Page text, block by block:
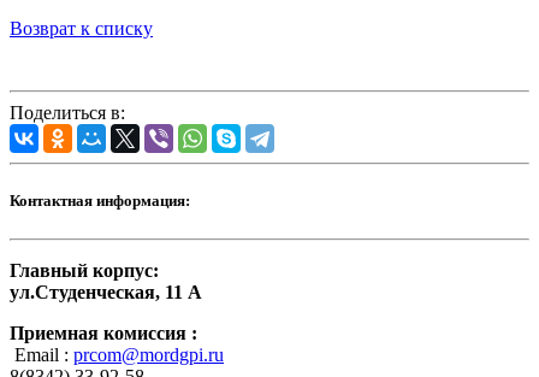
Возврат к списку
Поделиться в:
Контактная информация:
Главный корпус:
ул.Студенческая, 11 А
Приемная комиссия :
Email : prcom@mordgpi.ru